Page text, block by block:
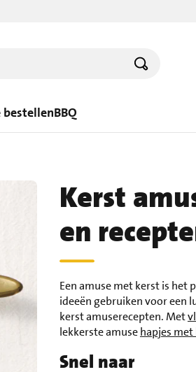
BBQ
Kerst
en
Een amuse met kerst is het
ideeën gebruiken voor een
kerst amuserecepten. Met
lekkerste amusehapjes
Snel naar